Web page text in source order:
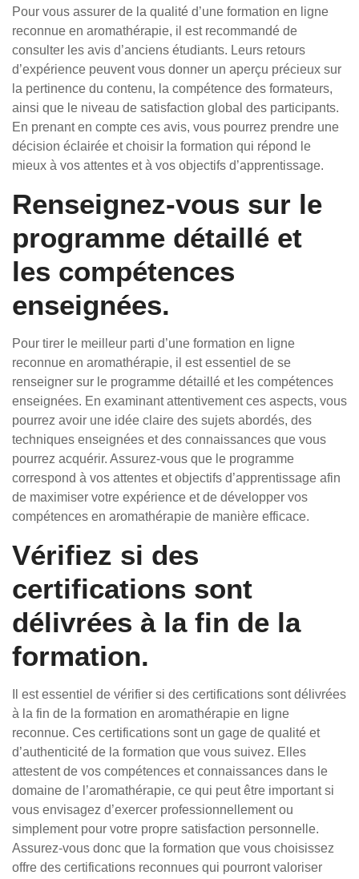
Pour vous assurer de la qualité d’une formation en ligne
reconnue en aromathérapie, il est recommandé de
consulter les avis d’anciens étudiants. Leurs retours
d’expérience peuvent vous donner un aperçu précieux sur
la pertinence du contenu, la compétence des formateurs,
ainsi que le niveau de satisfaction global des participants.
En prenant en compte ces avis, vous pourrez prendre une
décision éclairée et choisir la formation qui répond le
mieux à vos attentes et à vos objectifs d’apprentissage.
Renseignez-vous sur le
programme détaillé et
les compétences
enseignées.
Pour tirer le meilleur parti d’une formation en ligne
reconnue en aromathérapie, il est essentiel de se
renseigner sur le programme détaillé et les compétences
enseignées. En examinant attentivement ces aspects, vous
pourrez avoir une idée claire des sujets abordés, des
techniques enseignées et des connaissances que vous
pourrez acquérir. Assurez-vous que le programme
correspond à vos attentes et objectifs d’apprentissage afin
de maximiser votre expérience et de développer vos
compétences en aromathérapie de manière efficace.
Vérifiez si des
certifications sont
délivrées à la fin de la
formation.
Il est essentiel de vérifier si des certifications sont délivrées
à la fin de la formation en aromathérapie en ligne
reconnue. Ces certifications sont un gage de qualité et
d’authenticité de la formation que vous suivez. Elles
attestent de vos compétences et connaissances dans le
domaine de l’aromathérapie, ce qui peut être important si
vous envisagez d’exercer professionnellement ou
simplement pour votre propre satisfaction personnelle.
Assurez-vous donc que la formation que vous choisissez
offre des certifications reconnues qui pourront valoriser